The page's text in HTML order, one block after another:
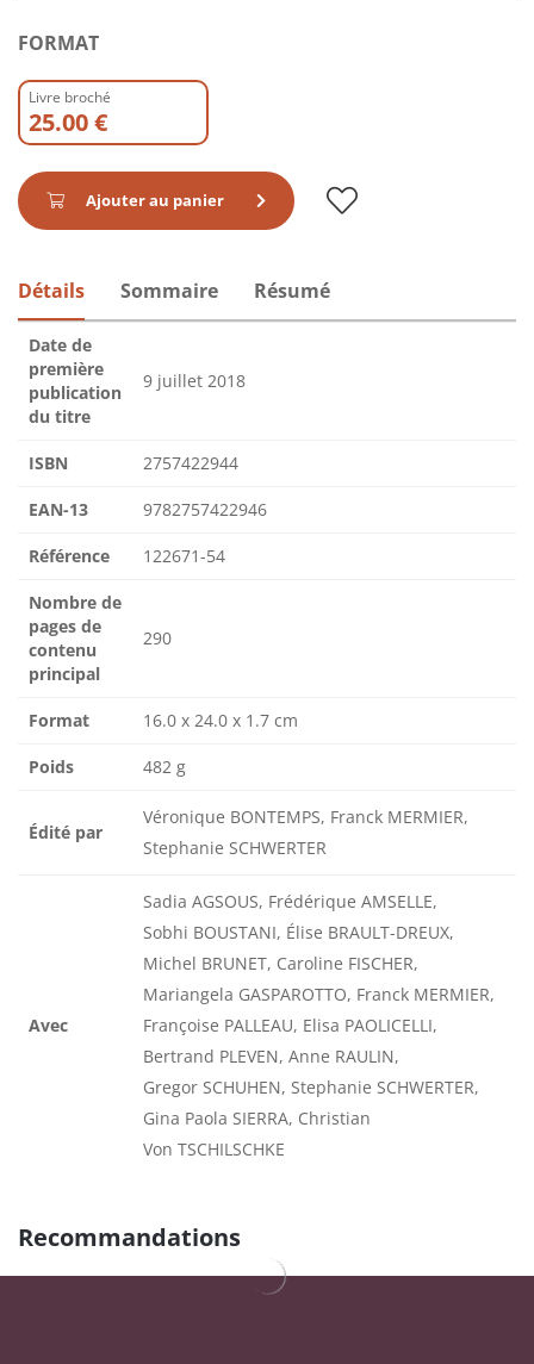
FORMAT
Livre broché
25.00 €
Ajouter au panier
Détails Sommaire Résumé
Date de
première
publication
du titre
9 juillet 2018
ISBN 2757422944
EAN-13 9782757422946
Référence 122671-54
Nombre de
pages de
contenu
principal
290
Format 16.0 x 24.0 x 1.7 cm
Poids 482 g
Édité par
Véronique BONTEMPS, Franck MERMIER,
Stephanie SCHWERTER
Avec
Sadia AGSOUS, Frédérique AMSELLE,
Sobhi BOUSTANI, Élise BRAULT-DREUX,
Michel BRUNET, Caroline FISCHER,
Mariangela GASPAROTTO, Franck MERMIER,
Françoise PALLEAU, Elisa PAOLICELLI,
Bertrand PLEVEN, Anne RAULIN,
Gregor SCHUHEN, Stephanie SCHWERTER,
Gina Paola SIERRA, Christian
Von TSCHILSCHKE
Recommandations